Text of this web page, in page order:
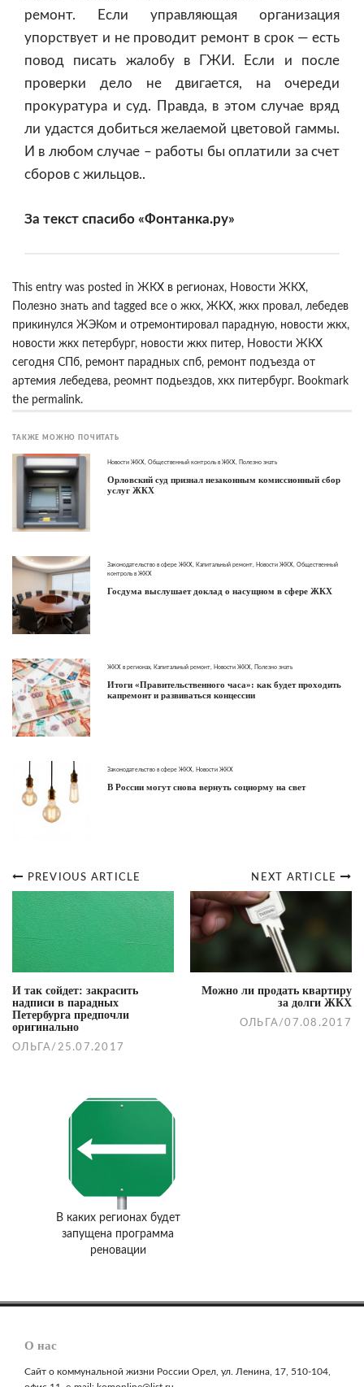
ремонт. Если управляющая организация
упорствует и не проводит ремонт в срок — есть
повод писать жалобу в ГЖИ. Если и после
проверки дело не двигается, на очереди
прокуратура и суд. Правда, в этом случае вряд
ли удастся добиться желаемой цветовой гаммы.
И в любом случае – работы бы оплатили за счет
сборов с жильцов..
За текст спасибо «Фонтанка.ру»
This entry was posted in ЖКХ в регионах, Новости ЖКХ,
Полезно знать and tagged все о жкх, ЖКХ, жкх провал, лебедев
прикинулся ЖЭКом и отремонтировал парадную, новости жкх,
новости жкх петербург, новости жкх питер, Новости ЖКХ
сегодня СПб, ремонт парадных спб, ремонт подъезда от
артемия лебедева, реомнт подьездов, хкх питербург. Bookmark
the permalink.
ТАКЖЕ МОЖНО ПОЧИТАТЬ
Новости ЖКХ Общественный контроль в ЖКХ Полезно знать
Орловский суд признал незаконным комиссионный сбор
услуг ЖКХ
Законодательство в сфере ЖКХ Капитальный ремонт Новости ЖКХ
Общественный
контроль в ЖКХ
Госдума выслушает доклад о насущном в сфере ЖКХ
ЖКХ в регионах Капитальный ремонт Новости ЖКХ Полезно знать
Итоги «Правительственного часа»: как будет проходить
капремонт и развиваться концессии
Законодательство в сфере ЖКХ Новости ЖКХ
В России могут снова вернуть соцнорму на свет
Post
navigation
NEXT ARTICLE
Можно ли продать квартиру
за долги ЖКХ
ОЛЬГА /07.08.2017
PREVIOUS ARTICLE
И так сойдет: закрасить
надписи в парадных
Петербурга предпочли
оригинально
ОЛЬГА / 25.07.2017
В каких регионах будет
запущена программа
реновации
О нас
Сайт о коммунальной жизни России Орел, ул. Ленина, 17, 510-104,